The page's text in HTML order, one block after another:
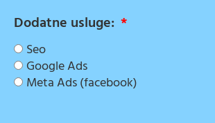
Dodatne usluge:
Seo
Google Ads
Meta Ads (facebook)